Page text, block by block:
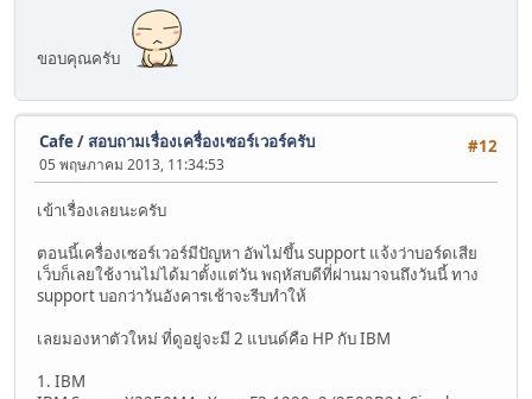
ขอบคุณครับ
#12
Cafe/ สอบถามเรื่องเครื่องเซอร์เวอร์ครับ
05 พฤษภาคม 2013, 11:34:53
เข้าเรื่องเลยนะครับ
ตอนนี้เครื่องเซอร์เวอร์มีปัญหา อัพไม่ขึ้น support แจ้งว่าบอร์ดเสีย
เว็บก็เลยใช้งานไม่ได้มาตั้งแต่วัน พฤหัสบดีที่ผ่านมาจนถึงวันนี้ ทาง
support บอกว่าวันอังคารเช้าจะรีบทำให้
เลยมองหาตัวใหม่ ที่ดูอยู่จะมี 2 แบนด์คือ HP กับ IBM
1. IBM